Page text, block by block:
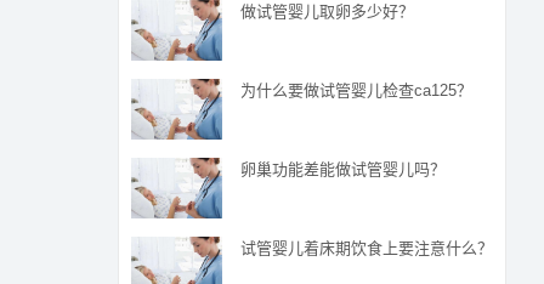
做试管婴儿取卵多少好？
为什么要做试管婴儿检查ca125？
卵巢功能差能做试管婴儿吗？
试管婴儿着床期饮食上要注意什么？